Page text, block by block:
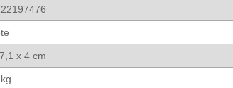
x 4 cm